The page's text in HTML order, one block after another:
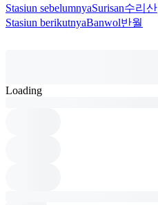
Stasiun sebelumnyaSurisan수리산
Stasiun berikutnyaBanwol반월
Loading